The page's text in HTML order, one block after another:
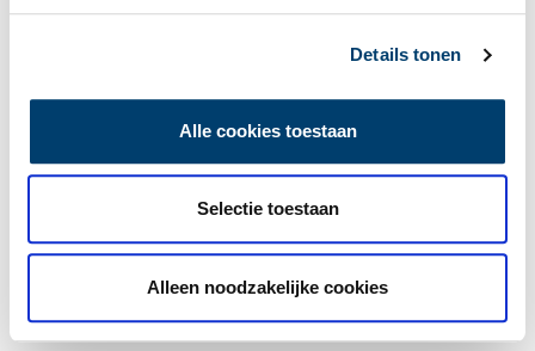
Details tonen
Alle cookies toestaan
Selectie toestaan
Alleen noodzakelijke cookies